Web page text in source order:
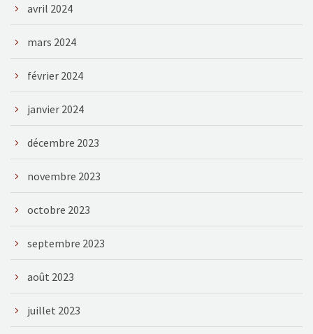
avril 2024
mars 2024
février 2024
janvier 2024
décembre 2023
novembre 2023
octobre 2023
septembre 2023
août 2023
juillet 2023